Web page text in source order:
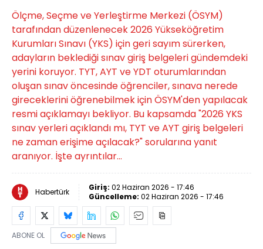
Ölçme, Seçme ve Yerleştirme Merkezi (ÖSYM)
tarafından düzenlenecek 2026 Yükseköğretim
Kurumları Sınavı (YKS) için geri sayım sürerken,
adayların beklediği sınav giriş belgeleri gündemdeki
yerini koruyor. TYT, AYT ve YDT oturumlarından
oluşan sınav öncesinde öğrenciler, sınava nerede
gireceklerini öğrenebilmek için ÖSYM'den yapılacak
resmi açıklamayı bekliyor. Bu kapsamda "2026 YKS
sınav yerleri açıklandı mı, TYT ve AYT giriş belgeleri
ne zaman erişime açılacak?" sorularına yanıt
aranıyor. İşte ayrıntılar...
Habertürk Giriş: 02 Haziran 2026 - 17:46
Güncelleme: 02 Haziran 2026 - 17:46
ABONE OL